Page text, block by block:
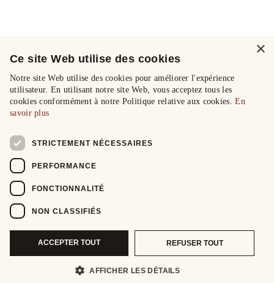
×
Ce site Web utilise des cookies
Notre site Web utilise des cookies pour améliorer l'expérience
utilisateur. En utilisant notre site Web, vous acceptez tous les
cookies conformément à notre Politique relative aux cookies.En
savoir plus
STRICTEMENT NÉCESSAIRES
PERFORMANCE
FONCTIONNALITÉ
NON CLASSIFIÉS
ACCEPTER TOUT REFUSER TOUT
AFFICHER LES DÉTAILS